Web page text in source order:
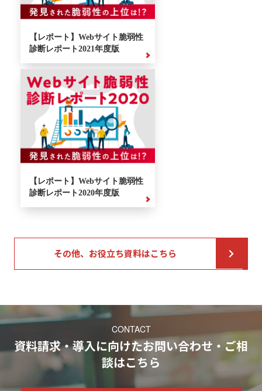
【レポート】Webサイト脆弱性
診断レポート2021年度版
【レポート】Webサイト脆弱性
診断レポート2020年度版
その他、お役立ち資料はこちら
CONTACT
資料請求・導入に向けたお問い合わせ・ご相
談はこちら